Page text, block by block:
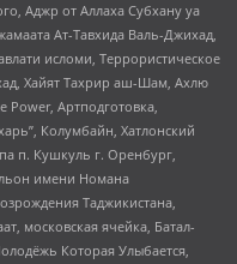
Аджр от Аллаха Субхану уа
Ат-Тавхида Валь-Джихад,
исломи, Террористическое
Хайят Тахрир аш-Шам, Ахлю
Артподготовка,
Колумбайн, Хатлонский
п. Кушкуль г. Оренбург,
имени Номана
Таджикистана,
московская ячейка, Батал-
Которая Улыбается,